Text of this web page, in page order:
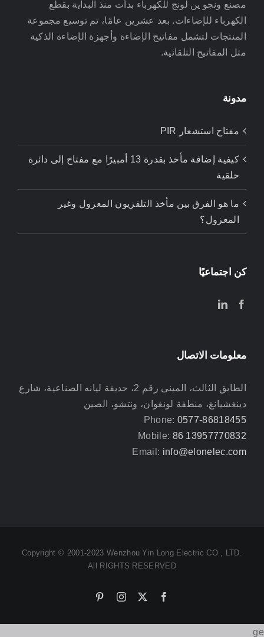
مصنع ونجو ين لونج للكهرباء بدأت منذ البداية بقطع
الكهرباء للإضاءات. بعد عشرين عامًا، تم توسيع مجموعة
المنتجات لتشمل مفاتيح الإضاءة وأجهزة الإضاءة الذكية
مثل المفاتيح التلقائية.
مدونة
مفتاح استشعار PIR
كيفية إضافة مأخذ بقدرة 13 أمبيرًا مع مفتاح إلى دائرة
حلقية
ما هو الفرق بين مأخذ التلفزيون المعزول وغير
المعزول؟
كن اجتماعيًا
معلومات الاتصال
الطابق الثالث، المبنى رقم 2، حديقة ليانه الصناعية، شارع
دينغشيانغ، منطقة لونغوان، ونتشو، الصين
Phone: 0577-86818455
Mobile: 86 13957770832
Email: info@elonelec.com
Copyright © 2001-2023 Wenzhou Yin Long Electric CO., LTD.
All RIGHTS RESERVED
Facebook
X
Instagram
ge